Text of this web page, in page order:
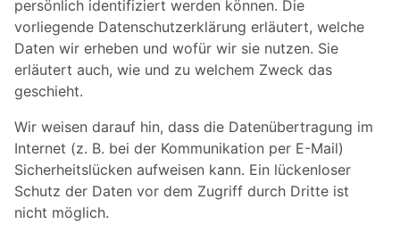
persönlich identifiziert werden können. Die
vorliegende Datenschutzerklärung erläutert, welche
Daten wir erheben und wofür wir sie nutzen. Sie
erläutert auch, wie und zu welchem Zweck das
geschieht.
Wir weisen darauf hin, dass die Datenübertragung im
Internet (z. B. bei der Kommunikation per E-Mail)
Sicherheitslücken aufweisen kann. Ein lückenloser
Schutz der Daten vor dem Zugriff durch Dritte ist
nicht möglich.